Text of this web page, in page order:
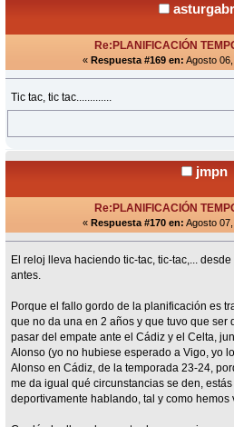
Re:PLANIFICACIÓN
« Respuesta #169 en: Agosto
Tic tac, tic tac.............
jmpn
Re:PLANIFICACIÓN
« Respuesta #170 en: Agosto
El reloj lleva haciendo tic-tac, tic-tac,...
antes.
Porque el fallo gordo de la planificación es
que no da una en 2 años y que tuvo que ser
pasar del empate ante el Cádiz y el Celta,
Alonso (yo no hubiese esperado a Vigo, yo
Alonso en Cádiz, de la temporada 23-24,
me da igual qué circunstancias se den,
deportivamente hablando, tal y como hemos